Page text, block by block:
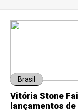
Brasil
Vitória Stone
lançamentos